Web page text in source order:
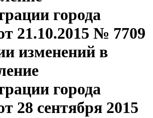
города
21.10.2015 № 7709
изменений в
города
28 сентября 2015